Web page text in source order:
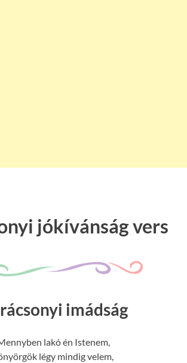
jókívánság vers
imádság
lakó én Istenem,
légy mindig velem,